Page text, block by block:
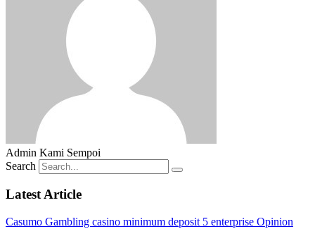
Admin Kami Sempoi
Search
Latest Article
Casumo Gambling casino minimum deposit 5 enterprise Opinion